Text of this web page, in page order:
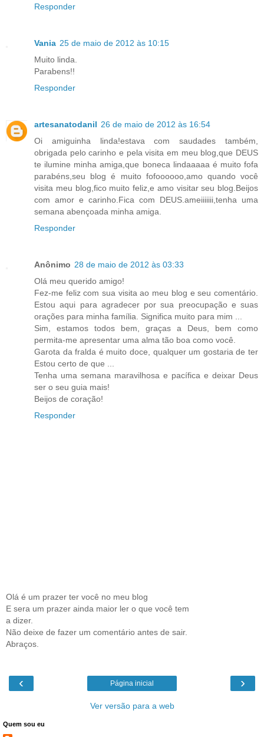
Responder
Vania 25 de maio de 2012 às 10:15
Muito linda.
Parabens!!
Responder
artesanatodanil 26 de maio de 2012 às 16:54
Oi amiguinha linda!estava com saudades também,
obrigada pelo carinho e pela visita em meu blog,que DEUS
te ilumine minha amiga,que boneca lindaaaaa é muito fofa
parabéns,seu blog é muito fofoooooo,amo quando você
visita meu blog,fico muito feliz,e amo visitar seu blog.Beijos
com amor e carinho.Fica com DEUS.ameiiiiiii,tenha uma
semana abençoada minha amiga.
Responder
Anônimo 28 de maio de 2012 às 03:33
Olá meu queridо amigо!
Fez-me feliz com sua visita ao meu blog e seu comentário.
Estou aqui para agradecer por sua preocupação e suas
orações para minha família. Significa muito para mim ...
Sim, estamos todos bem, graças a Deus, bem como
permita-me apresentar uma alma tão boa como você.
Garota da fralda é muito doce, qualquer um gostaria de ter
Estou certo de que ...
Tenha uma semana maravilhosa e pacífica e deixar Deus
ser o seu guia mais!
Beijos de coração!
Responder
Olá é um prazer ter você no meu blog
E sera um prazer ainda maior ler o que você tem
a dizer.
Não deixe de fazer um comentário antes de sair.
Abraços.
‹ ›
Página inicial
Ver versão para a web
Quem sou eu